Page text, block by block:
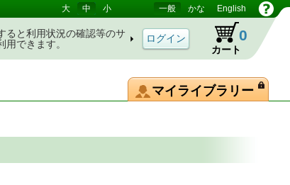
大 中 小 一般 かな English
ると利用状況の確認等のサ
用できます。
カート
0
マイライブラリー